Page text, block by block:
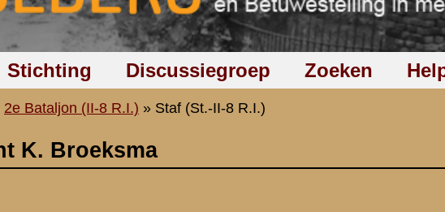
Eindhoven, 23 Januari 1941.